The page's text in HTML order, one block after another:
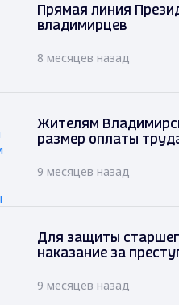
Прямая линия
владимирцев
8 месяцев назад
Жителям
размер оплаты
9 месяцев назад
Для защиты
наказание за
9 месяцев назад